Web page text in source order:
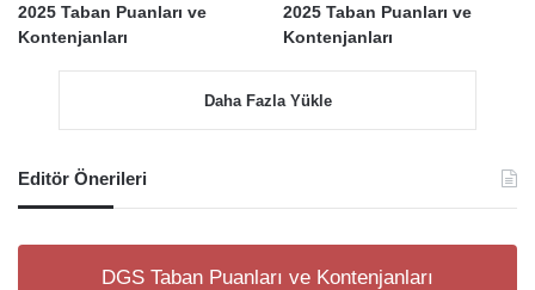
2025 Taban Puanları ve
Kontenjanları
2025 Taban Puanları ve
Kontenjanları
Daha Fazla Yükle
Editör Önerileri
DGS Taban Puanları ve Kontenjanları